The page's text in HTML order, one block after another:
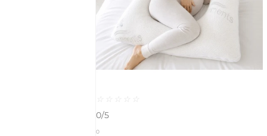
☆ ☆ ☆ ☆
☆
0/5
0